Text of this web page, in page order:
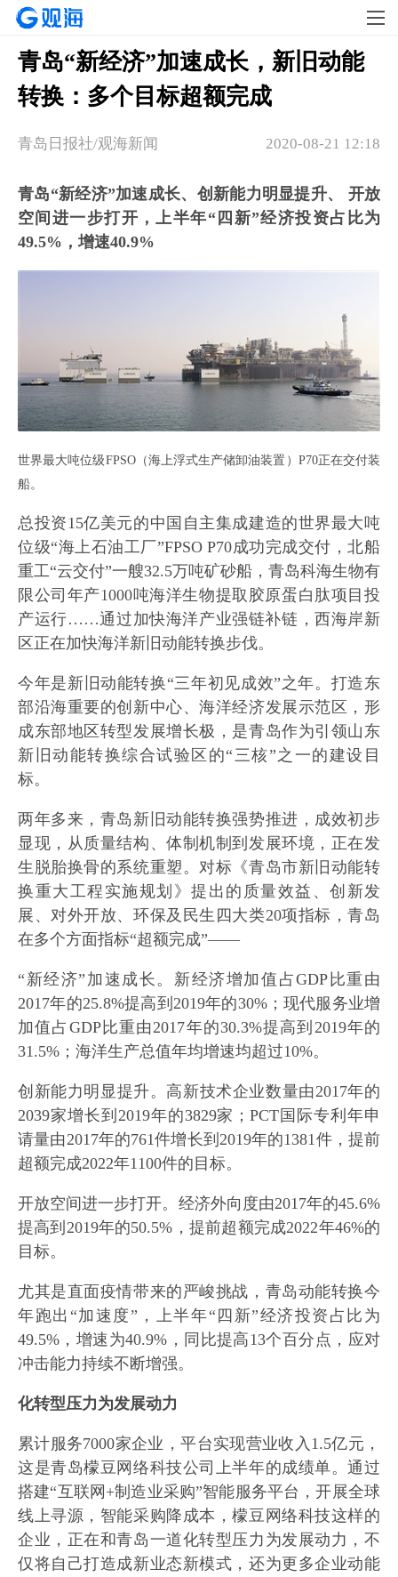
青岛“新经济”加速成长，新旧动能
转换：多个目标超额完成
2020-08-21 12:18
青岛日报社/观海新闻
青岛“新经济”加速成长、创新能力明显提升、 开放
空间进一步打开，上半年“四新”经济投资占比为
49.5%，增速40.9%
世界最大吨位级FPSO（海上浮式生产储卸油装置）P70正在交付装
船。
总投资15亿美元的中国自主集成建造的世界最大吨
位级“海上石油工厂”FPSO P70成功完成交付，北船
重工“云交付”一艘32.5万吨矿砂船，青岛科海生物有
限公司年产1000吨海洋生物提取胶原蛋白肽项目投
产运行……通过加快海洋产业强链补链，西海岸新
区正在加快海洋新旧动能转换步伐。
今年是新旧动能转换“三年初见成效”之年。打造东
部沿海重要的创新中心、海洋经济发展示范区，形
成东部地区转型发展增长极，是青岛作为引领山东
新旧动能转换综合试验区的“三核”之一的建设目
标。
两年多来，青岛新旧动能转换强势推进，成效初步
显现，从质量结构、体制机制到发展环境，正在发
生脱胎换骨的系统重塑。对标《青岛市新旧动能转
换重大工程实施规划》提出的质量效益、创新发
展、对外开放、环保及民生四大类20项指标，青岛
在多个方面指标“超额完成”——
“新经济”加速成长。新经济增加值占GDP比重由
2017年的25.8%提高到2019年的30%；现代服务业增
加值占GDP比重由2017年的30.3%提高到2019年的
31.5%；海洋生产总值年均增速均超过10%。
创新能力明显提升。高新技术企业数量由2017年的
2039家增长到2019年的3829家；PCT国际专利年申
请量由2017年的761件增长到2019年的1381件，提前
超额完成2022年1100件的目标。
开放空间进一步打开。经济外向度由2017年的45.6%
提高到2019年的50.5%，提前超额完成2022年46%的
目标。
尤其是直面疫情带来的严峻挑战，青岛动能转换今
年跑出“加速度”，上半年“四新”经济投资占比为
49.5%，增速为40.9%，同比提高13个百分点，应对
冲击能力持续不断增强。
化转型压力为发展动力
累计服务7000家企业，平台实现营业收入1.5亿元，
这是青岛檬豆网络科技公司上半年的成绩单。通过
搭建“互联网+制造业采购”智能服务平台，开展全球
线上寻源，智能采购降成本，檬豆网络科技这样的
企业，正在和青岛一道化转型压力为发展动力，不
仅将自己打造成新业态新模式，还为更多企业动能